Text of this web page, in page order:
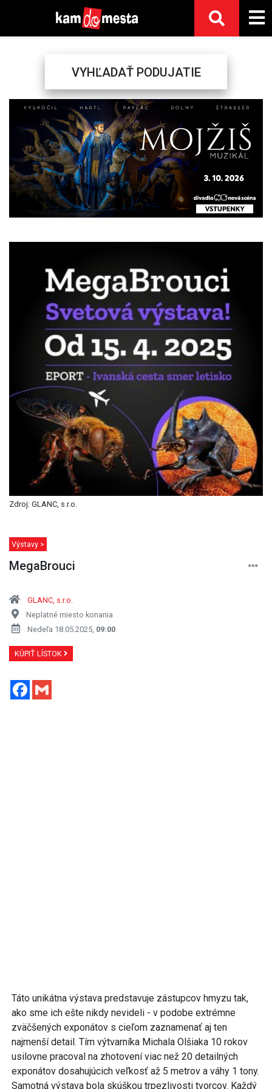
VYHĽADAŤ PODUJATIE
Previous
Zdroj: GLANC, s.r.o.
Výstavy >
MegaBrouci
GLANC, s.r.o.
Neplatné miesto konania
Nedeľa 18.05.2025, 09:00
KÚPIŤ LÍSTOK
Facebook
Táto unikátna výstava predstavuje zástupcov hmyzu tak,
ako sme ich ešte nikdy nevideli - v podobe extrémne
zväčšených exponátov s cieľom zaznamenať aj ten
najmenší detail. Tím výtvarníka Michala Olšiaka 10 rokov
usilovne pracoval na zhotovení viac než 20 detailných
exponátov dosahujúcich veľkosť až 5 metrov a váhy 1 tony.
Samotná výstava bola skúškou trpezlivosti tvorcov. Každý